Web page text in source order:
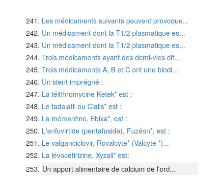
Les médicaments suivants peuvent provoque...
Un médicament dont la T1/2 plasmatique es...
Un médicament dont la T1/2 plasmatique es...
Trois médicaments ayant des demi-vies dif...
Trois médicaments A, B et C ont une biodi...
Un stent imprégné :
La télithromycine Ketek* est :
Le tadalafil ou Cialis* est :
La mémantine, Ebixa*, est :
L'enfuvirtide (pentafuside), Fuzéon*, est :
Le valganciclovir, Rovalcyte* (Valcyte *)...
La lévocétirizine, Xyzall* est:
Un apport alimentaire de calcium de l'ord...